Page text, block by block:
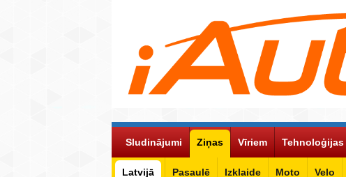
Sludinājumi Ziņas
Latvijā Pasaulē Izklaide Moto Velo
Vīriem Tehnoloģijas